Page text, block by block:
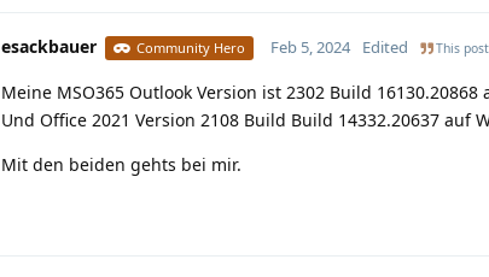
esackbauer Community Hero Feb 5, 2024 Edited This
Meine MSO365 Outlook Version ist 2302 Build 16130.20868
Und Office 2021 Version 2108 Build Build 14332.20637 auf
Mit den beiden gehts bei mir.